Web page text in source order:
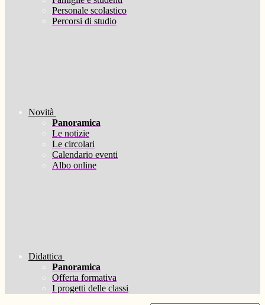
Personale scolastico
Percorsi di studio
Novità
Panoramica
Le notizie
Le circolari
Calendario eventi
Albo online
Didattica
Panoramica
Offerta formativa
I progetti delle classi